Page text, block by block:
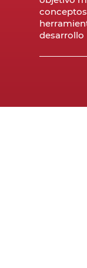
desarrollo